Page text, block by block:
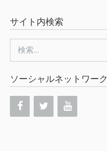
サイト内検索
索:
ソーシャルネットワーク